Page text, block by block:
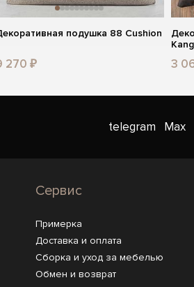
подушка 88 Cushion
270 ₽ 3
telegram Max
Сервис
Примерка
Доставка и оплата
Сборка и уход за мебелью
Обмен и возврат